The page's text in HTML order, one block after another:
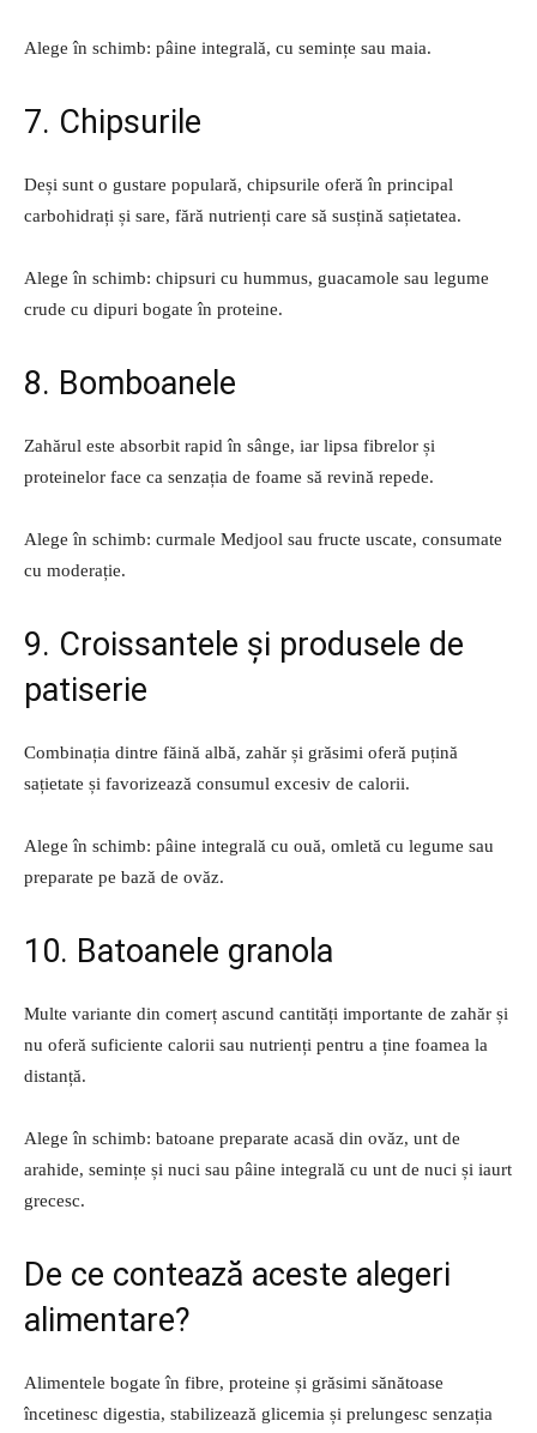
Alege în schimb: pâine integrală, cu semințe sau maia.
7. Chipsurile
Deși sunt o gustare populară, chipsurile oferă în principal
carbohidrați și sare, fără nutrienți care să susțină sațietatea.
Alege în schimb: chipsuri cu hummus, guacamole sau legume
crude cu dipuri bogate în proteine.
8. Bomboanele
Zahărul este absorbit rapid în sânge, iar lipsa fibrelor și
proteinelor face ca senzația de foame să revină repede.
Alege în schimb: curmale Medjool sau fructe uscate, consumate
cu moderație.
9. Croissantele și produsele de
patiserie
Combinația dintre făină albă, zahăr și grăsimi oferă puțină
sațietate și favorizează consumul excesiv de calorii.
Alege în schimb: pâine integrală cu ouă, omletă cu legume sau
preparate pe bază de ovăz.
10. Batoanele granola
Multe variante din comerț ascund cantități importante de zahăr și
nu oferă suficiente calorii sau nutrienți pentru a ține foamea la
distanță.
Alege în schimb: batoane preparate acasă din ovăz, unt de
arahide, semințe și nuci sau pâine integrală cu unt de nuci și iaurt
grecesc.
De ce contează aceste alegeri
alimentare?
Alimentele bogate în fibre, proteine și grăsimi sănătoase
încetinesc digestia, stabilizează glicemia și prelungesc senzația